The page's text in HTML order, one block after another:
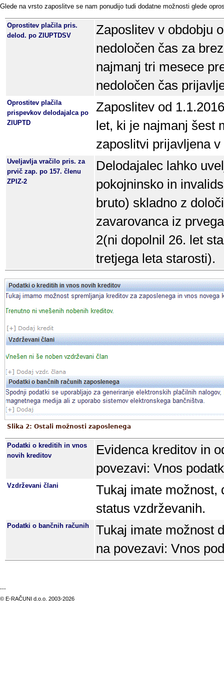
Glede na vrsto zaposlitve se nam ponudijo tudi dodatne možnosti glede
Oprostitev plačila pris.
delod. po ZIUPTDSV
Zaposlitev v obdobju
nedoločen čas za
najmanj tri mesece
nedoločen čas
Oprostitev plačila
prispevkov delodajalca po
ZIUPTD
Zaposlitev od
let, ki je najmanj šest
zaposlitvi prijavljena
Uveljavlja vračilo pris. za
prvič zap. po 157. členu
ZPIZ-2
Delodajalec lahko
pokojninsko in
bruto) skladno z
zavarovanca iz
2(ni dopolnil 26. let
tretjega leta starosti).
Slika 2: Ostali možnosti zaposlenega
Podatki o kreditih in vnos
novih kreditov
Evidenca kreditov in
povezavi: Vnos
Vzdrževani člani
Tukaj imate možnost,
status vzdrževanih.
Podatki o bančnih računih
Tukaj imate možnost
na povezavi: Vnos
---
© E-RAČUNI d.o.o. 2003-2026